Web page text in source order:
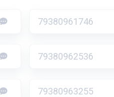
79380961746
79380962536
79380963255